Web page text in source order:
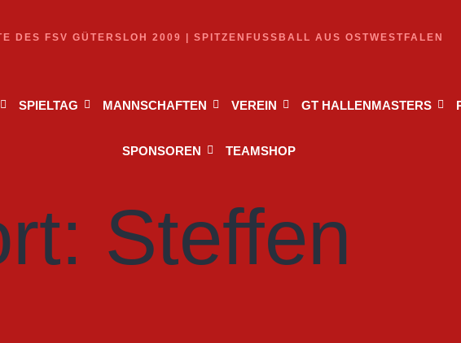
DES FSV GÜTERSLOH 2009 | SPITZENFUSSBALL AUS OSTWESTFALEN
SPIELTAG MANNSCHAFTEN VEREIN GT HALLENMASTERS
SPONSOREN TEAMSHOP
Steffen